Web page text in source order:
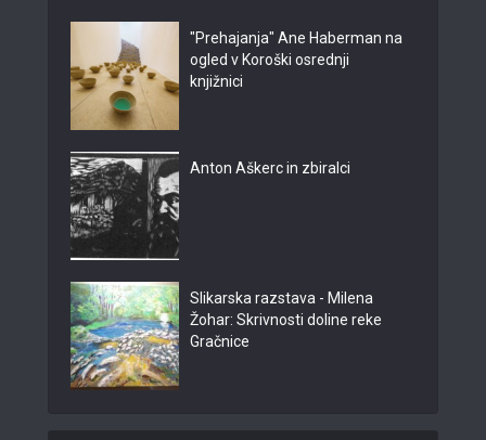
"Prehajanja" Ane Haberman na
ogled v Koroški osrednji
knjižnici
Anton Aškerc in zbiralci
Slikarska razstava - Milena
Žohar: Skrivnosti doline reke
Gračnice